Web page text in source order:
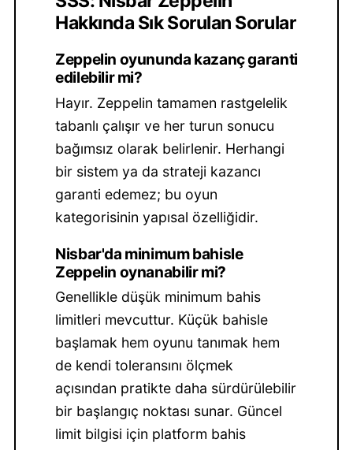
Hakkında Sık Sorulan Sorular
Zeppelin oyununda kazanç garanti
edilebilir mi?
Hayır. Zeppelin tamamen rastgelelik
tabanlı çalışır ve her turun sonucu
bağımsız olarak belirlenir. Herhangi
bir sistem ya da strateji kazancı
garanti edemez; bu oyun
kategorisinin yapısal özelliğidir.
Nisbar'da minimum bahisle
Zeppelin oynanabilir mi?
Genellikle düşük minimum bahis
limitleri mevcuttur. Küçük bahisle
başlamak hem oyunu tanımak hem
de kendi toleransını ölçmek
açısından pratikte daha sürdürülebilir
bir başlangıç noktası sunar. Güncel
limit bilgisi için platform bahis